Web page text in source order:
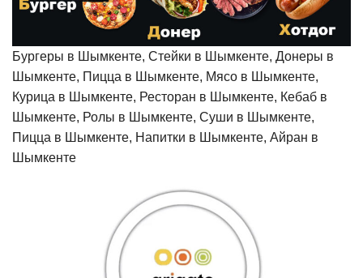
Бургеры в Шымкенте, Стейки в Шымкенте, Донеры в
Шымкенте, Пицца в Шымкенте, Мясо в Шымкенте,
Курица в Шымкенте, Ресторан в Шымкенте, Кебаб в
Шымкенте, Ролы в Шымкенте, Суши в Шымкенте,
Пицца в Шымкенте, Напитки в Шымкенте, Айран в
Шымкенте